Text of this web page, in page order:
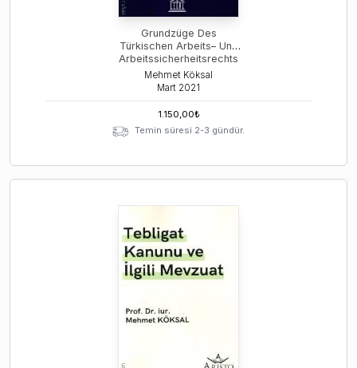
Grundzüge Des
Türkischen Arbeits– Und
Arbeitssicherheitsrechts
Mit Der Übersetzung Des
Türkischen
Mehmet Köksal
Mart 2021
1.150,00₺
Temin süresi 2-3 gündür.